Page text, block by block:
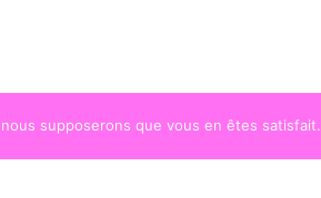
supposerons que vous en êtes satisfait.